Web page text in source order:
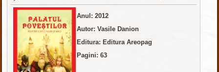
Anul: 2012
Autor: Vasile Danion
Editura: Editura Areopag
Pagini: 63